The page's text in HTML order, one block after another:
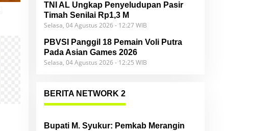
TNI AL Ungkap Penyeludupan Pasir
Timah Senilai Rp1,3 M
Selasa, 04 Agustus 2026 - 12:27 WIB
PBVSI Panggil 18 Pemain Voli Putra
Pada Asian Games 2026
Selasa, 04 Agustus 2026 - 12:25 WIB
BERITA NETWORK 2
Bupati M. Syukur: Pemkab Merangin